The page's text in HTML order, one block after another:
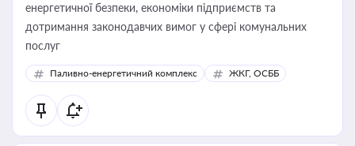
енергетичної безпеки, економіки підприємств та
дотримання законодавчих вимог у сфері комунальних
послуг
Паливно-енергетичний комплекс ЖКГ, ОСББ